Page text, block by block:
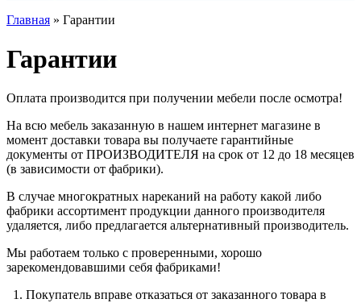
Главная » Гарантии
Гарантии
Оплата производится при получении мебели после осмотра!
На всю мебель заказанную в нашем интернет магазине в
момент доставки товара вы получаете гарантийные
документы от ПРОИЗВОДИТЕЛЯ на срок от 12 до 18 месяцев
(в зависимости от фабрики).
В случае многократных нареканий на работу какой либо
фабрики ассортимент продукции данного производителя
удаляется, либо предлагается альтернативный производитель.
Мы работаем только с проверенными, хорошо
зарекомендовавшими себя фабриками!
1. Покупатель вправе отказаться от заказанного товара в